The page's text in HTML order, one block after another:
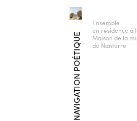
NAVIGATION POÉTIQUE
Ensemble
en résidence à
Maison de la
de Nanterre